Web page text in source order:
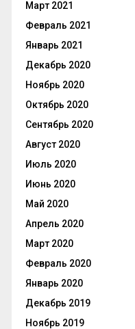
Март 2021
Февраль 2021
Январь 2021
Декабрь 2020
Ноябрь 2020
Октябрь 2020
Сентябрь 2020
Август 2020
Июль 2020
Июнь 2020
Май 2020
Апрель 2020
Март 2020
Февраль 2020
Январь 2020
Декабрь 2019
Ноябрь 2019